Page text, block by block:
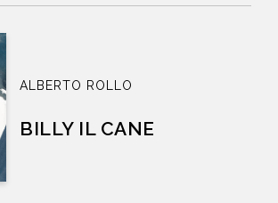
ALBERTO ROLLO
BILLY IL CANE